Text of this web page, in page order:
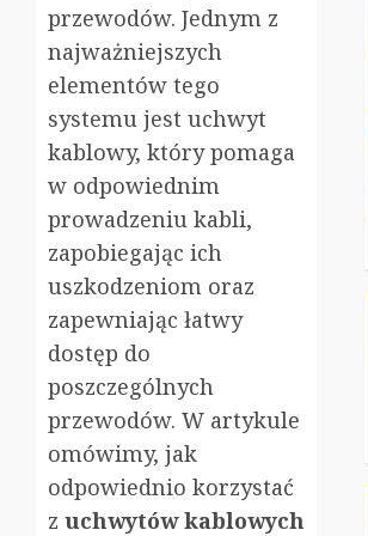
przewodów. Jednym z
najważniejszych
elementów tego
systemu jest uchwyt
kablowy, który pomaga
w odpowiednim
prowadzeniu kabli,
zapobiegając ich
uszkodzeniom oraz
zapewniając łatwy
dostęp do
poszczególnych
przewodów. W artykule
omówimy, jak
odpowiednio korzystać
z uchwytów kablowych